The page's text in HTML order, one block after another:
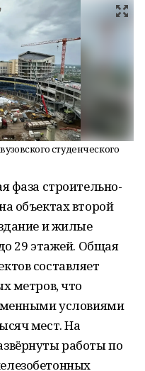
студенческого
фаза строительно-
объектах второй
и жилые
29 этажей. Общая
составляет
метров, что
условиями
мест. На
работы по